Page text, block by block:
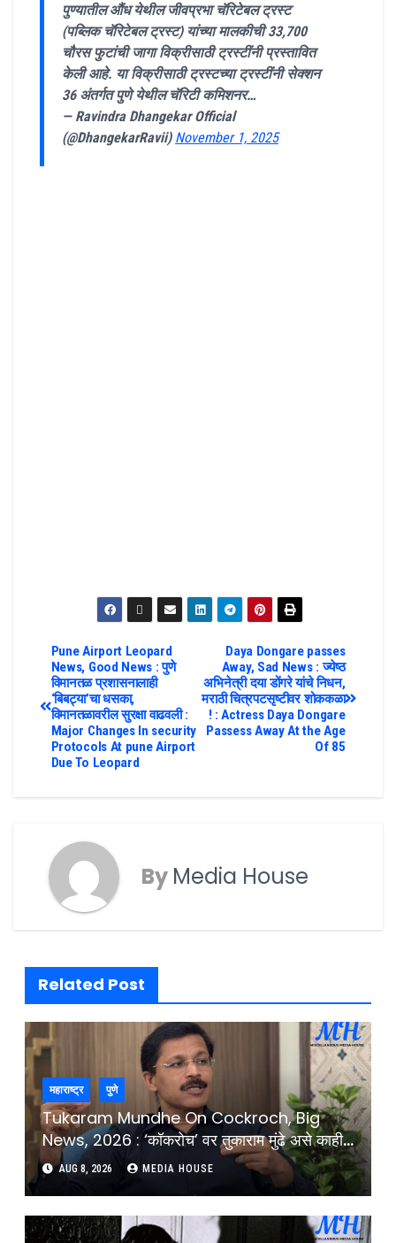
पुण्यातील औंध येथील जीवप्रभा चॅरिटेबल ट्रस्ट
(पब्लिक चॅरिटेबल ट्रस्ट) यांच्या मालकीची 33,700
चौरस फुटांची जागा विक्रीसाठी ट्रस्टींनी प्रस्तावित
केली आहे. या विक्रीसाठी ट्रस्टच्या ट्रस्टींनी सेक्शन
36 अंतर्गत पुणे येथील चॅरिटी कमिशनर…
— Ravindra Dhangekar Official
(@DhangekarRavii) November 1, 2025
Daya Dongare passes
Away, Sad News : ज्येष्ठ
अभिनेत्री दया डोंगरे यांचे निधन,
मराठी चित्रपटसृष्टीवर शोककळा
! : Actress Daya Dongare
Passess Away At the Age
Of 85
Pune Airport Leopard
News, Good News : पुणे
विमानतळ प्रशासनालाही
‘बिबट्या’चा धसका,
विमानतळावरील सुरक्षा वाढवली :
Major Changes In security
Protocols At pune Airport
Due To Leopard
By Media House
Related Post
महाराष्ट्र पुणे
Tukaram Mundhe On Cockroch, Big
News, 2026 : ‘कॉकरोच’ वर तुकाराम मुंढे असे काही
म्हणाले की, सभागृहात झाला टाळ्यांचा कडकडाट :
Tukaram Mundhe Comment On
AUG 8, 2026 MEDIA HOUSE